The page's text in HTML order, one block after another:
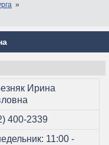
Ирина
400-2339
11:00 -